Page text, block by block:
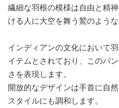
繊細な羽根の模様は自由と精
ける人に大空を舞う鷲のような
インディアンの文化において
イテムとされており、このバ
さを表現します。
開放的なデザインは手首に自
スタイルにも調和します。